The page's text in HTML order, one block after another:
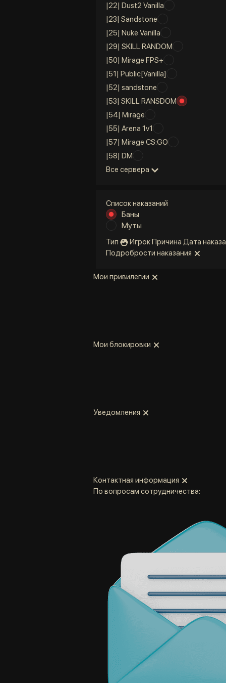
|22| Dust2 Vanilla
|23| Sandstone
|25| Nuke Vanilla
|29| SKILL RANDOM
|50| Mirage FPS+
|51| Public[Vanilla]
|52| sandstone
|53| SKILL RANSDOM
|54| Mirage
|55| Arena 1v1
|57| Mirage CS:GO
|58| DM
Все сервера
Список наказаний
Баны
Муты
Тип ИгрокПричина Дата
Подробрости наказания
Мои привилегии
Мои блокировки
Уведомления
Контактная информация
По вопросам сотрудничества: